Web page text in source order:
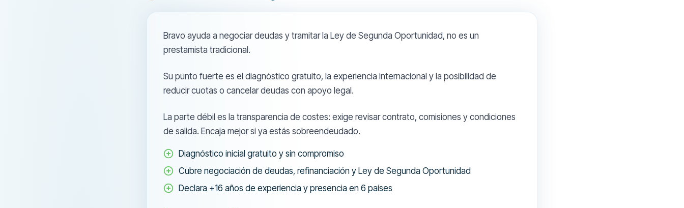
Bravo ayuda a negociar deudas y tramitar la Ley de Segunda Oportunidad, no es un
prestamista tradicional.
Su punto fuerte es el diagnóstico gratuito, la experiencia internacional y la posibilidad de
reducir cuotas o cancelar deudas con apoyo legal.
La parte débil es la transparencia de costes: exige revisar contrato, comisiones y condiciones
de salida. Encaja mejor si ya estás sobreendeudado.
Diagnóstico inicial gratuito y sin compromiso
Cubre negociación de deudas, refinanciación y Ley de Segunda Oportunidad
Declara +16 años de experiencia y presencia en 6 países